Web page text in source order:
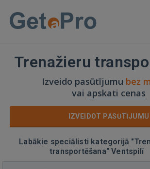
Trenažieru
Izveido pasūtījumu bez
vai apskati cenas
IZVEIDOT PASŪTĪJUMU
Labākie speciālisti kategorijā
transportēšana" Ventspilī